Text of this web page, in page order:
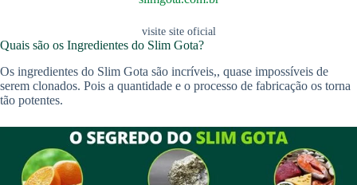
visite site oficial
Quais são os Ingredientes do Slim Gota?
Os ingredientes do Slim Gota são incríveis,, quase impossíveis de
serem clonados. Pois a quantidade e o processo de fabricação os torna
tão potentes.